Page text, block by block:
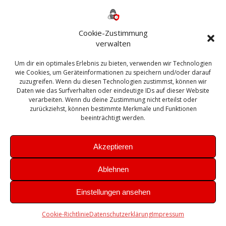
Cookie-Zustimmung
verwalten
Um dir ein optimales Erlebnis zu bieten, verwenden wir Technologien
wie Cookies, um Geräteinformationen zu speichern und/oder darauf
zuzugreifen. Wenn du diesen Technologien zustimmst, können wir
Daten wie das Surfverhalten oder eindeutige IDs auf dieser Website
verarbeiten. Wenn du deine Zustimmung nicht erteilst oder
zurückziehst, können bestimmte Merkmale und Funktionen
beeinträchtigt werden.
Akzeptieren
Ablehnen
Einstellungen ansehen
Cookie-RichtlinieDatenschutzerklärungImpressum
Bautagebuch
Exchange firewall Fritzbox
Microsoft
Sanierung SBS Security Server Sicherheit
Sicherung SIEM Sophos SSL Ubuntu
Update Upgrade UTM VCenter VCSA Veeam
VMWare VPN WAZUH Windows
Zertifikat
Theme